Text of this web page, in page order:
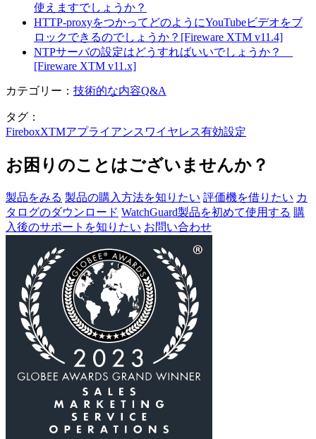
使えますでしょうか？
HTTP-proxyをつかってどのようにYouTubeビデオをブ
ロックできるのでしょうか？[Fireware XTM v11.4]
NTPサーバの設定はどうすればいいでしょうか？
[Fireware XTM v11.x]
カテゴリー： 技術的な内容Q&A
タグ：
FireboxXTMアプライアンス ワイヤレス有効設定
お困りのことはございませんか？
製品をみる 製品の購入方法を知りたい 評価機を借りたい カ
タログのダウンロード WatchGuard製品を初めて使用する 購
入後のサポートを知りたい お問い合わせ